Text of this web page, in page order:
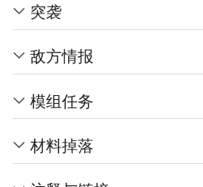
突袭
敌方情报
模组任务
材料掉落